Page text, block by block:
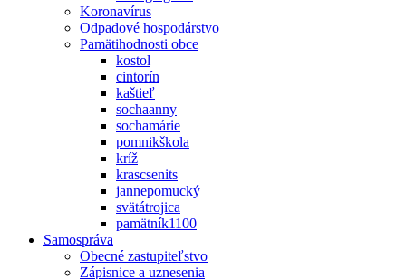
Koronavírus
Odpadové hospodárstvo
Pamätihodnosti obce
kostol
cintorín
kaštieľ
sochaanny
sochamárie
pomnikškola
kríž
krascsenits
jannepomucký
svätátrojica
pamätník1100
Samospráva
Obecné zastupiteľstvo
Zápisnice a uznesenia